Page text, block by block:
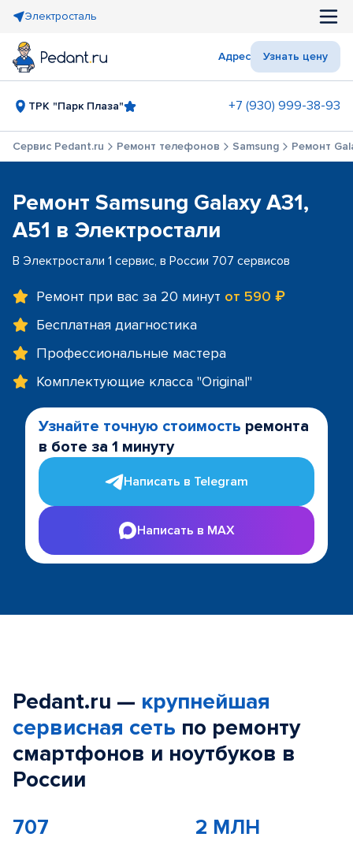
Электросталь
Адрес Узнать цену
ТРК "Парк Плаза" +7 (930) 999-38-93
Сервис Pedant.ru Ремонт телефонов Samsung Ремонт
Ремонт Samsung Galaxy A31,
A51 в Электростали
В Электростали 1 сервис, в России 707 сервисов
Ремонт при вас за 20 минут от 590 ₽
Бесплатная диагностика
Профессиональные мастера
Комплектующие класса "Original"
Узнайте точную стоимость ремонта
в боте за 1 минуту
Написать в Telegram
Написать в MAX
Pedant.ru — крупнейшая
сервисная сеть по ремонту
смартфонов и ноутбуков в
России
707 2 МЛН